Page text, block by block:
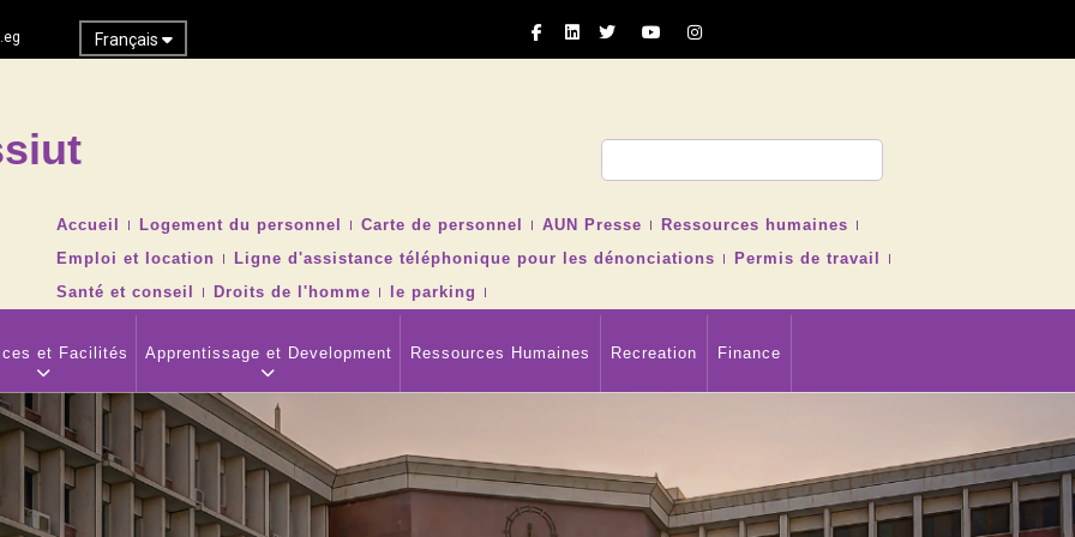
Français
TOP
NAVIGATION
MENU
Accueil Logement du personnel Carte de personnel AUN Presse
Ressources humaines
Emploi et location
Ligne d'assistance téléphonique pour les dénonciations
Permis de travail
Santé et conseil
Droits de l'homme le parking
et Facilités Apprentissage et Development Ressources Humaines Recreation Finance